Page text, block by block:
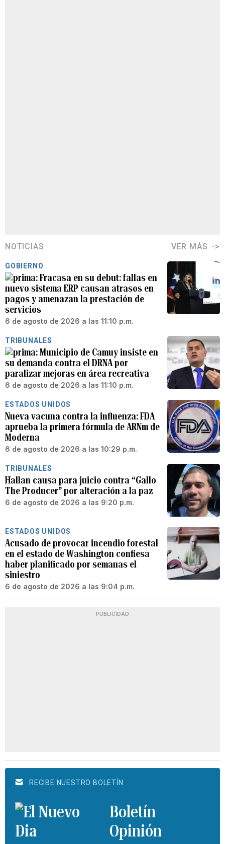
NOTICIAS VER MÁS
GOBIERNO
Fracasa en su debut: fallas en
nuevo sistema ERP causan atrasos en
pagos y amenazan la prestación de
servicios
6 de agosto de 2026 a las 11:10 p.m.
TRIBUNALES
Municipio de Camuy insiste en
su demanda contra el DRNA por
paralizar mejoras en área recreativa
6 de agosto de 2026 a las 11:10 p.m.
ESTADOS UNIDOS
Nueva vacuna contra la influenza: FDA
aprueba la primera fórmula de ARNm de
Moderna
6 de agosto de 2026 a las 10:29 p.m.
TRIBUNALES
Hallan causa para juicio contra “Gallo
The Producer” por alteración a la paz
6 de agosto de 2026 a las 9:20 p.m.
ESTADOS UNIDOS
Acusado de provocar incendio forestal
en el estado de Washington confiesa
haber planificado por semanas el
siniestro
6 de agosto de 2026 a las 9:04 p.m.
PUBLICIDAD
RECIBE NUESTRO BOLETÍN
Boletín
Opinión